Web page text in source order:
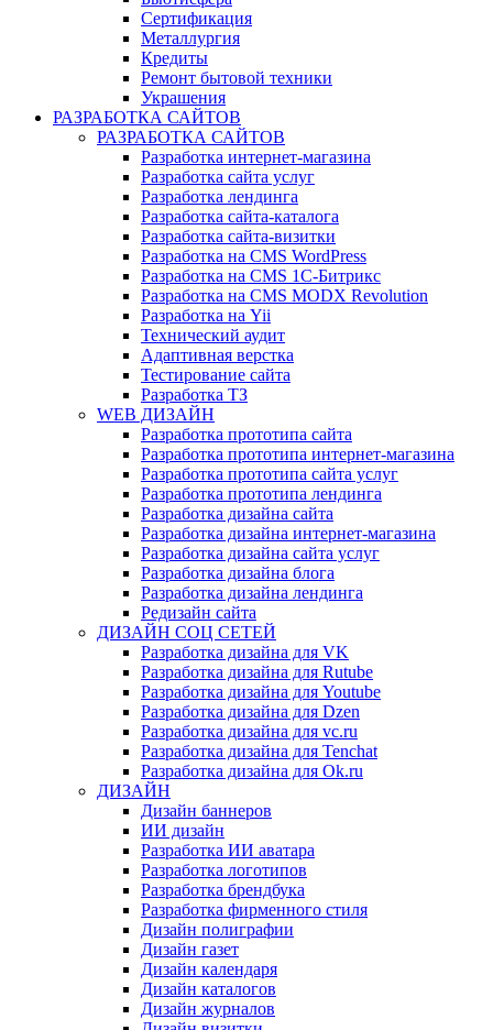
Сертификация
Металлургия
Кредиты
Ремонт бытовой техники
Украшения
РАЗРАБОТКА САЙТОВ
РАЗРАБОТКА САЙТОВ
Разработка интернет-магазина
Разработка сайта услуг
Разработка лендинга
Разработка сайта-каталога
Разработка сайта-визитки
Разработка на CMS WordPress
Разработка на CMS 1С-Битрикс
Разработка на CMS MODX Revolution
Разработка на Yii
Технический аудит
Адаптивная верстка
Тестирование сайта
Разработка ТЗ
WEB ДИЗАЙН
Разработка прототипа сайта
Разработка прототипа интернет-магазина
Разработка прототипа сайта услуг
Разработка прототипа лендинга
Разработка дизайна сайта
Разработка дизайна интернет-магазина
Разработка дизайна сайта услуг
Разработка дизайна блога
Разработка дизайна лендинга
Редизайн сайта
ДИЗАЙН СОЦ СЕТЕЙ
Разработка дизайна для VK
Разработка дизайна для Rutube
Разработка дизайна для Youtube
Разработка дизайна для Dzen
Разработка дизайна для vc.ru
Разработка дизайна для Tenchat
Разработка дизайна для Ok.ru
ДИЗАЙН
Дизайн баннеров
ИИ дизайн
Разработка ИИ аватара
Разработка логотипов
Разработка брендбука
Разработка фирменного стиля
Дизайн полиграфии
Дизайн газет
Дизайн календаря
Дизайн каталогов
Дизайн журналов